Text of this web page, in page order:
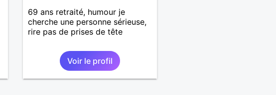
69 ans retraité, humour je
cherche une personne sérieuse,
rire pas de prises de tête
Voir le profil